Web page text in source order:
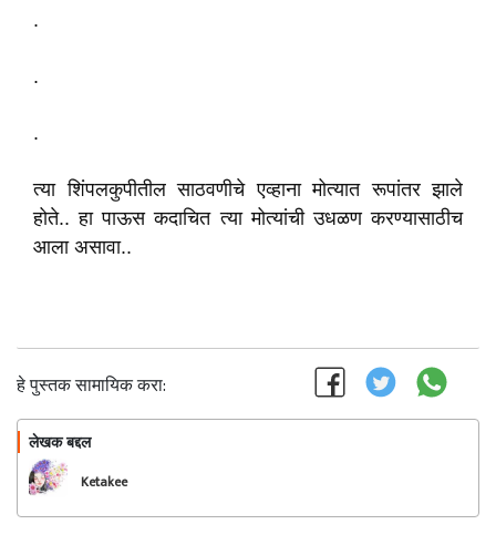
.
.
.
त्या शिंपलकुपीतील साठवणीचे एव्हाना मोत्यात रूपांतर झाले
होते.. हा पाऊस कदाचित त्या मोत्यांची उधळण करण्यासाठीच
आला असावा..
हे पुस्तक सामायिक करा:
लेखक बद्दल
Ketakee